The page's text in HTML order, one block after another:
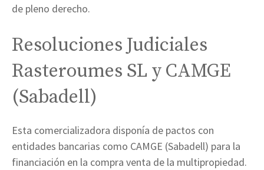
de pleno derecho.
Resoluciones Judiciales
Rasteroumes SL y CAMGE
(Sabadell)
Esta comercializadora disponía de pactos con
entidades bancarias como CAMGE (Sabadell) para la
financiación en la compra venta de la multipropiedad.